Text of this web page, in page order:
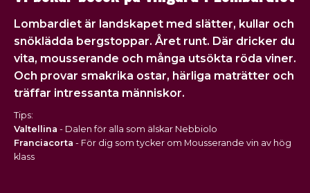
USA
Kontakt
Omdöme
Lombardiet är landskapet med slätter, kullar och
snöklädda bergstoppar. Året runt. Där dricker du
vita, mousserande och många utsökta röda viner.
Och provar smakrika ostar, härliga maträtter och
träffar intressanta människor.
Tips:
Valtellina - Dalen för alla som älskar Nebbiolo
Franciacorta - För dig som tycker om Mousserande vin av hög
klass